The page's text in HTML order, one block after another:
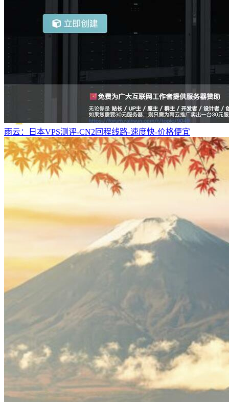
雨云：日本VPS测评-CN2回程线路-速度快-价格便宜